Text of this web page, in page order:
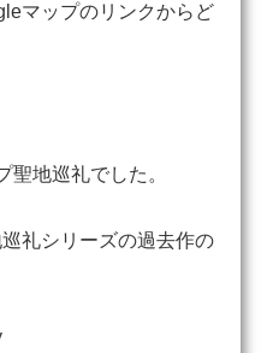
マップのリンクからど
聖地巡礼でした。
礼シリーズの過去作の